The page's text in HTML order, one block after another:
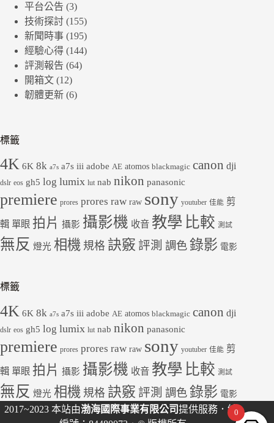
平台公告 (3)
技術探討 (155)
新聞時事 (195)
經驗心得 (144)
評測報告 (64)
開箱文 (12)
韌體更新 (6)
標籤
4K 6K 8k a7s a7s iii adobe AE atomos blackmagic canon dji
dslr eos gh5 log lumix lut nab nikon panasonic
premiere prores prores raw raw sony youtuber 佳能 剪
輯 單眼 拍片 攝影 攝影機 收音 教學 比較 測試
無反 燈光 相機 規格 訣竅 評測 調色 錄影 電影
標籤
4K 6K 8k a7s a7s iii adobe AE atomos blackmagic canon dji
dslr eos gh5 log lumix lut nab nikon panasonic
premiere prores prores raw raw sony youtuber 佳能 剪
輯 單眼 拍片 攝影 攝影機 收音 教學 比較 測試
無反 燈光 相機 規格 訣竅 評測 調色 錄影 電影
2017~2023 本站由渤海國際事業有限公司提供服務．統0